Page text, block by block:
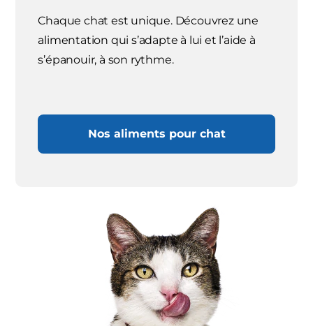
Chaque chat est unique. Découvrez une
alimentation qui s’adapte à lui et l’aide à
s’épanouir, à son rythme.
Nos aliments pour chat